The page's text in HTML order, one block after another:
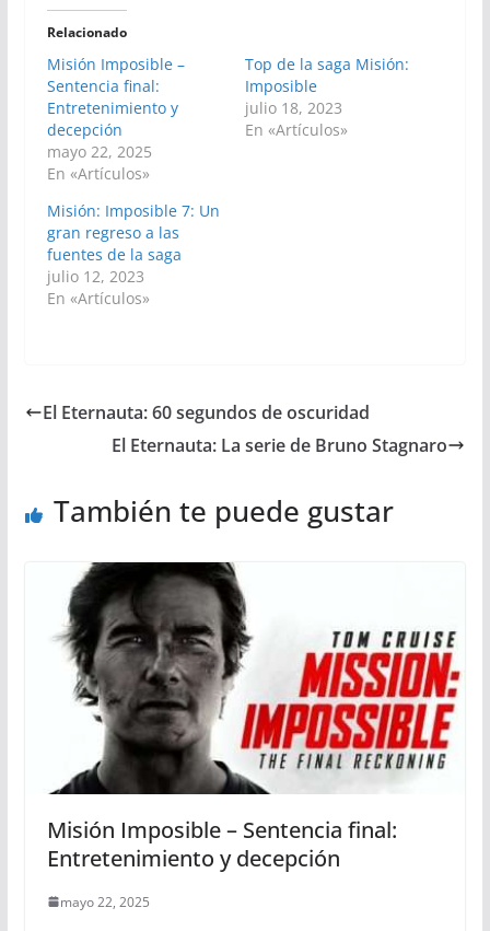
Relacionado
Misión Imposible –
Sentencia final:
Entretenimiento y
decepción
mayo 22, 2025
En «Artículos»
Top de la saga Misión:
Imposible
julio 18, 2023
En «Artículos»
Misión: Imposible 7: Un
gran regreso a las
fuentes de la saga
julio 12, 2023
En «Artículos»
El Eternauta: 60 segundos de oscuridad
El Eternauta: La serie de Bruno Stagnaro
También te puede gustar
Misión Imposible – Sentencia final:
Entretenimiento y decepción
mayo 22, 2025